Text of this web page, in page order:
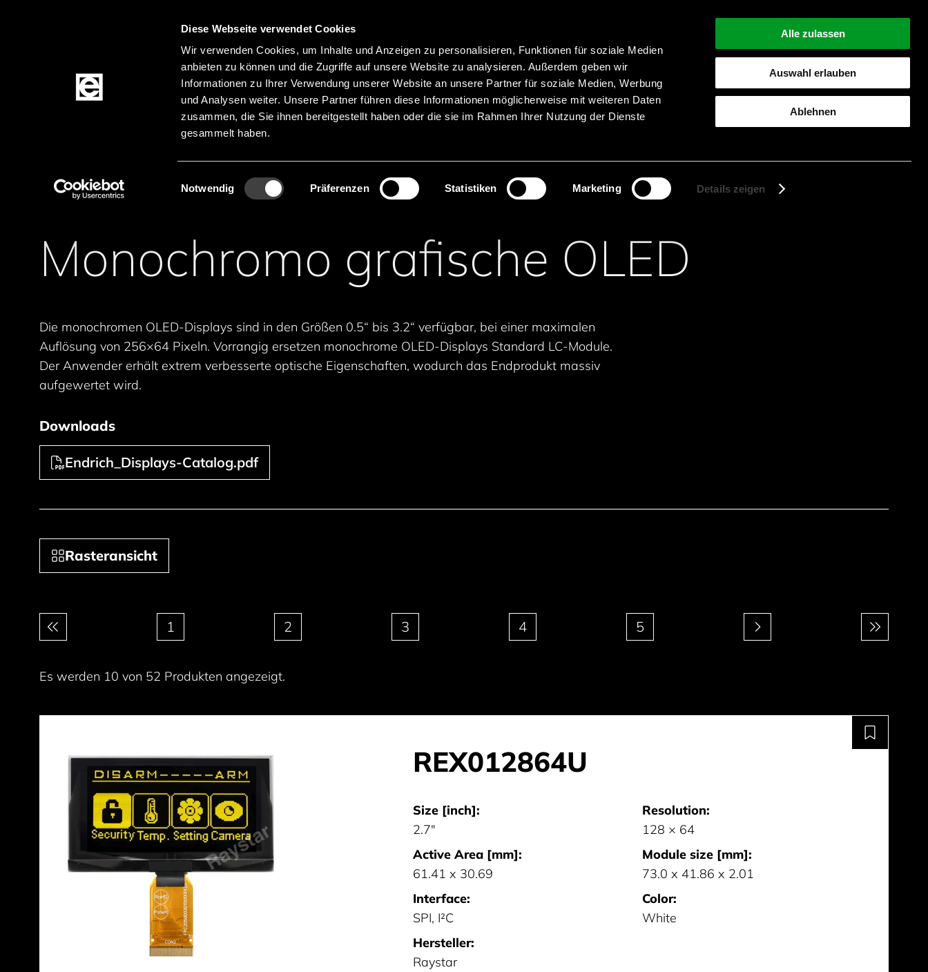
Diese Webseite verwendet Cookies
Wir verwenden Cookies, um Inhalte und Anzeigen zu personalisieren, Funktionen für soziale Medien
anbieten zu können und die Zugriffe auf unsere Website zu analysieren. Außerdem geben wir
Informationen zu Ihrer Verwendung unserer Website an unsere Partner für soziale Medien, Werbung
und Analysen weiter. Unsere Partner führen diese Informationen möglicherweise mit weiteren Daten
zusammen, die Sie ihnen bereitgestellt haben oder die sie im Rahmen Ihrer Nutzung der Dienste
gesammelt haben.
Einwilligungsauswahl
Notwendig Präferenzen Statistiken Marketing Details zeigen
Alle zulassen
Auswahl erlauben
Ablehnen
SprachenMenü
Produkte
Suche
Produktnamen suchen
Suche starten
Produktkategorien Displays
Monochromo grafische OLED
Die monochromen OLED-Displays sind in den Größen 0.5“ bis 3.2“ verfügbar, bei einer maximalen
Auflösung von 256×64 Pixeln. Vorrangig ersetzen monochrome OLED-Displays Standard LC-Module.
Der Anwender erhält extrem verbesserte optische Eigenschaften, wodurch das Endprodukt massiv
aufgewertet wird.
Downloads
Endrich_Displays-Catalog.pdf
Rasteransicht
Paginierung 1 2 3 4 5
Es werden 10 von 52 Produkten angezeigt.
REX012864U
Size [inch]:
2.7"
Resolution:
128 × 64
Active Area [mm]:
61.41 x 30.69
Module size [mm]:
73.0 x 41.86 x 2.01
Interface:
SPI, I²C
Color:
White
Hersteller:
Raystar